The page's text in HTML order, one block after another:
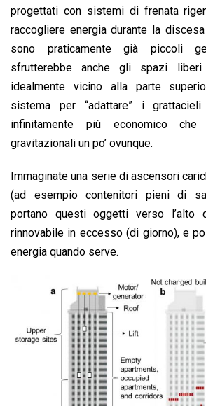
progettati con sistemi di frenata
raccogliere energia durante la
sono praticamente già piccoli
sfrutterebbe anche gli spazi
idealmente vicino alla parte
sistema per “adattare” i
infinitamente più economico che
gravitazionali un po’ ovunque.
Immaginate una serie di ascensori
(ad esempio contenitori pieni di
portano questi oggetti verso l’alto
rinnovabile in eccesso (di giorno), e
energia quando serve.